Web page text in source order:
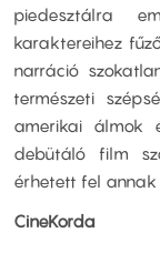
piedesztálra
karaktereihez
narráció
természeti
amerikai álmok
debütáló film
érhetett fel annak
CineKorda